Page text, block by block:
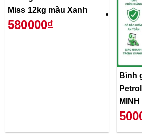
Miss 12kg màu Xanh
580000₫
Bình
MINH